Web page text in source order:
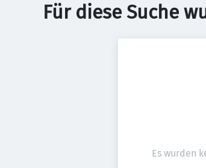
Für diese Suche
Es wurden